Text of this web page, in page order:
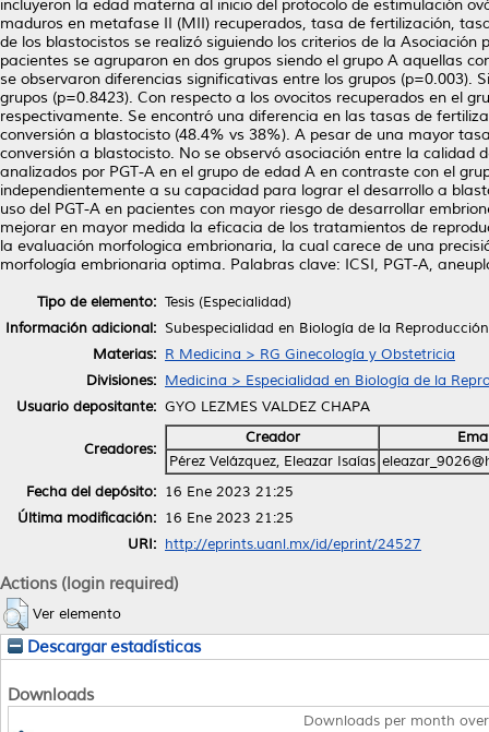
incluyeron la edad materna al inicio del protocolo de estimulación
maduros en metafase II (MII) recuperados, tasa de fertilización,
de los blastocistos se realizó siguiendo los criterios de la
pacientes se agruparon en dos grupos siendo el grupo A aquellas
se observaron diferencias significativas entre los grupos
grupos (p=0.8423). Con respecto a los ovocitos recuperados en el
respectivamente. Se encontró una diferencia en las tasas de
conversión a blastocisto (48.4% vs 38%). A pesar de una mayor
conversión a blastocisto. No se observó asociación entre la
analizados por PGT-A en el grupo de edad A en contraste con el
independientemente a su capacidad para lograr el desarrollo a
uso del PGT-A en pacientes con mayor riesgo de desarrollar
mejorar en mayor medida la eficacia de los tratamientos de
la evaluación morfologica embrionaria, la cual carece de una
morfología embrionaria optima. Palabras clave: ICSI, PGT-A,
Tipo de elemento: Tesis (Especialidad)
Información adicional: Subespecialidad en Biología de la
Materias: R Medicina > RG Ginecología y Obstetricia
Divisiones: Medicina > Especialidad en Biología de la
Usuario depositante: GYO LEZMES VALDEZ CHAPA
Creadores:
Creador
Pérez Velázquez, Eleazar Isaías
Fecha del depósito: 16 Ene 2023 21:25
Última modificación: 16 Ene 2023 21:25
URI: http://eprints.uanl.mx/id/eprint/24527
Actions (login required)
Ver elemento
Descargar estadísticas
Downloads
Downloads per month